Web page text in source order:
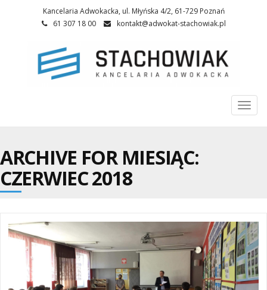
Kancelaria Adwokacka, ul. Młyńska 4/2, 61-729 Poznań
61 307 18 00
kontakt@adwokat-stachowiak.pl
ARCHIVE FOR MIESIĄC:
CZERWIEC 2018